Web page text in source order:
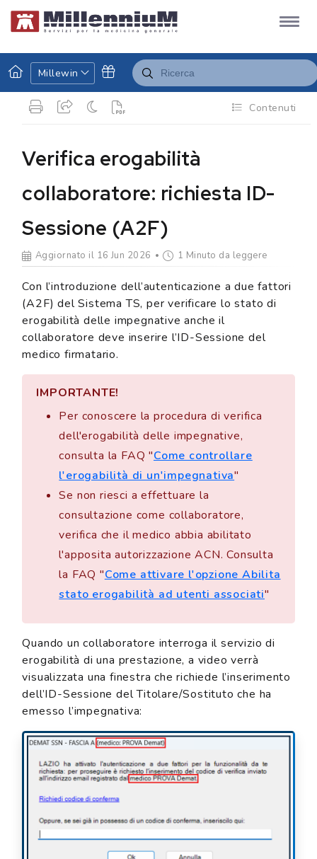
Millewin
Contenuti
Verifica erogabilità
collaboratore: richiesta ID-
Sessione (A2F)
Aggiornato il 16 Jun 2026 1 Minuto da leggere
Con l’introduzione dell’autenticazione a due fattori
(A2F) del Sistema TS, per verificare lo stato di
erogabilità delle impegnative anche il
collaboratore deve inserire l’ID-Sessione del
medico firmatario.
IMPORTANTE!
Per conoscere la procedura di verifica
dell'erogabilità delle impegnative,
consulta la FAQ "Come controllare
l'erogabilità di un'impegnativa"
Se non riesci a effettuare la
consultazione come collaboratore,
verifica che il medico abbia abilitato
l'apposita autorizzazione ACN. Consulta
la FAQ "Come attivare l'opzione Abilita
stato erogabilità ad utenti associati"
Quando un collaboratore interroga il servizio di
erogabilità di una prestazione, a video verrà
visualizzata una finestra che richiede l’inserimento
dell’ID-Sessione del Titolare/Sostituto che ha
emesso l’impegnativa: